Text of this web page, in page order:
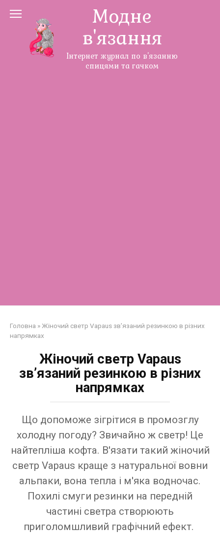
Модне
в'язання
Інтернет журнал по в'язанню
спицями та гачком
Головна » Жіночий светр Vapaus зв’язаний резинкою в різних
напрямках
Жіночий светр Vapaus
зв’язаний резинкою в різних
напрямках
Що допоможе зігрітися в промозглу
холодну погоду? Звичайно ж светр! Це
найтепліша кофта. В'язати такий жіночий
светр Vapaus краще з натуральної вовни
альпаки, вона тепла і м'яка водночас.
Похилі смуги резинки на передній
частині светра створюють
приголомшливий графічний ефект.